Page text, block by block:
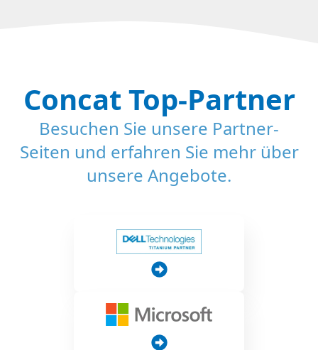
Concat Top-Partner
Besuchen Sie unsere Partner-
Seiten und erfahren Sie mehr über
unsere Angebote.